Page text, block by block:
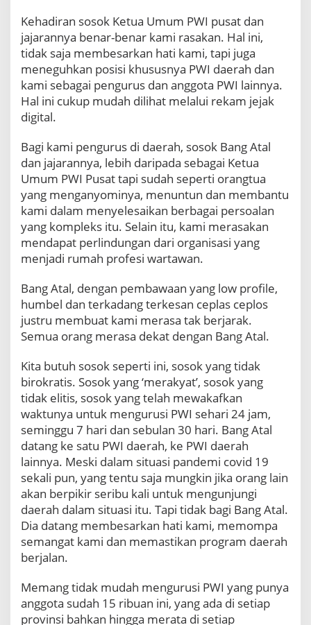
Kehadiran sosok Ketua Umum PWI pusat dan
jajarannya benar-benar kami rasakan. Hal ini,
tidak saja membesarkan hati kami, tapi juga
meneguhkan posisi khususnya PWI daerah dan
kami sebagai pengurus dan anggota PWI lainnya.
Hal ini cukup mudah dilihat melalui rekam jejak
digital.
Bagi kami pengurus di daerah, sosok Bang Atal
dan jajarannya, lebih daripada sebagai Ketua
Umum PWI Pusat tapi sudah seperti orangtua
yang menganyominya, menuntun dan membantu
kami dalam menyelesaikan berbagai persoalan
yang kompleks itu. Selain itu, kami merasakan
mendapat perlindungan dari organisasi yang
menjadi rumah profesi wartawan.
Bang Atal, dengan pembawaan yang low profile,
humbel dan terkadang terkesan ceplas ceplos
justru membuat kami merasa tak berjarak.
Semua orang merasa dekat dengan Bang Atal.
Kita butuh sosok seperti ini, sosok yang tidak
birokratis. Sosok yang ‘merakyat’, sosok yang
tidak elitis, sosok yang telah mewakafkan
waktunya untuk mengurusi PWI sehari 24 jam,
seminggu 7 hari dan sebulan 30 hari. Bang Atal
datang ke satu PWI daerah, ke PWI daerah
lainnya. Meski dalam situasi pandemi covid 19
sekali pun, yang tentu saja mungkin jika orang lain
akan berpikir seribu kali untuk mengunjungi
daerah dalam situasi itu. Tapi tidak bagi Bang Atal.
Dia datang membesarkan hati kami, memompa
semangat kami dan memastikan program daerah
berjalan.
Memang tidak mudah mengurusi PWI yang punya
anggota sudah 15 ribuan ini, yang ada di setiap
provinsi bahkan hingga merata di setiap